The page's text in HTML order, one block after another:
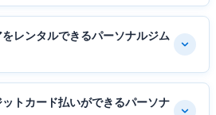
レンタルできるパーソナルジム
トカード払いができるパーソナ